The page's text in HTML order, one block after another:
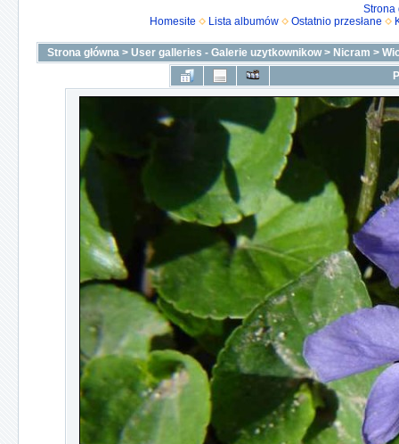
Strona
Homesite
Lista albumów Ostatnio przesłane
Strona główna > User galleries - Galerie uzytkownikow> Nicram >